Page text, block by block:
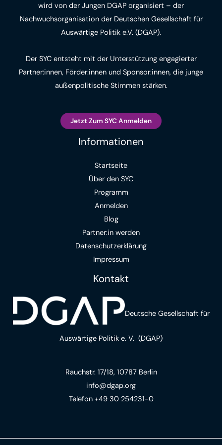
wird von der Jungen DGAP organisiert – der
Nachwuchsorganisation der Deutschen Gesellschaft für
Auswärtige Politik e.V. (DGAP).
Der SYC entsteht mit der Unterstützung engagierter
Partner:innen, Förder:innen und Sponsor:innen, die junge
außenpolitische Stimmen stärken.
Jetzt Zum SYC Anmelden
Informationen
Startseite
Über den SYC
Programm
Anmelden
Blog
Partner:in werden
Datenschutz­erklärung
Impressum
Kontakt
Deutsche Gesellschaft für
Auswärtige Politik e. V. (DGAP)
Rauchstr. 17/18, 10787 Berlin
info@dgap.org
Telefon +49 30 254231-0